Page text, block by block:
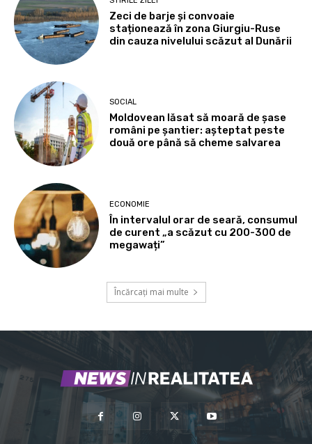
Zeci de barje și convoaie
staționează în zona Giurgiu-Ruse
din cauza nivelului scăzut al Dunării
SOCIAL
Moldovean lăsat să moară de șase
români pe șantier: așteptat peste
două ore până să cheme salvarea
ECONOMIE
În intervalul orar de seară, consumul
de curent „a scăzut cu 200-300 de
megawați”
Încărcați mai multe